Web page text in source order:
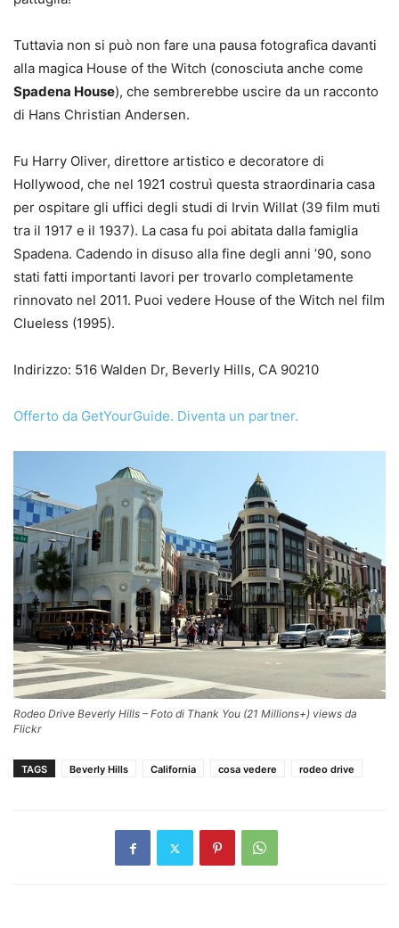
Tuttavia non si può non fare una pausa fotografica davanti
alla magica House of the Witch (conosciuta anche come
Spadena House), che sembrerebbe uscire da un racconto
di Hans Christian Andersen.
Fu Harry Oliver, direttore artistico e decoratore di
Hollywood, che nel 1921 costruì questa straordinaria casa
per ospitare gli uffici degli studi di Irvin Willat (39 film muti
tra il 1917 e il 1937). La casa fu poi abitata dalla famiglia
Spadena. Cadendo in disuso alla fine degli anni ’90, sono
stati fatti importanti lavori per trovarlo completamente
rinnovato nel 2011. Puoi vedere House of the Witch nel film
Clueless (1995).
Indirizzo: 516 Walden Dr, Beverly Hills, CA 90210
Offerto da GetYourGuide. Diventa un partner.
Rodeo Drive Beverly Hills – Foto di Thank You (21 Millions+) views da
Flickr
TAGS Beverly Hills California cosa vedere rodeo drive